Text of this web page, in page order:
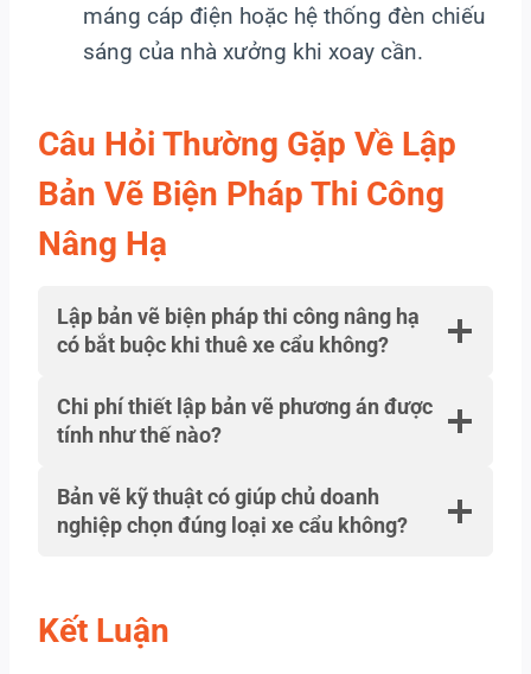
máng cáp điện hoặc hệ thống đèn chiếu
sáng của nhà xưởng khi xoay cần.
Câu Hỏi Thường Gặp Về Lập
Bản Vẽ Biện Pháp Thi Công
Nâng Hạ
Lập bản vẽ biện pháp thi công nâng hạ
có bắt buộc khi thuê xe cẩu không?
Chi phí thiết lập bản vẽ phương án được
tính như thế nào?
Bản vẽ kỹ thuật có giúp chủ doanh
nghiệp chọn đúng loại xe cẩu không?
Kết Luận